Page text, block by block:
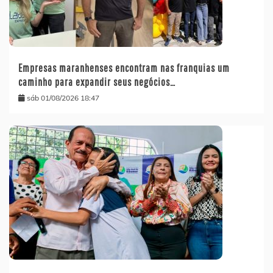
Empresas maranhenses encontram nas franquias um
caminho para expandir seus negócios…
sáb 01/08/2026 18:47